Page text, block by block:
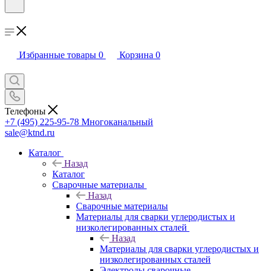
Избранные товары 0 Корзина 0
Телефоны
+7 (495) 225-95-78 Многоканальный
sale@ktnd.ru
Каталог
Назад
Каталог
Сварочные материалы
Назад
Сварочные материалы
Материалы для сварки углеродистых и
низколегированных сталей
Назад
Материалы для сварки углеродистых и
низколегированных сталей